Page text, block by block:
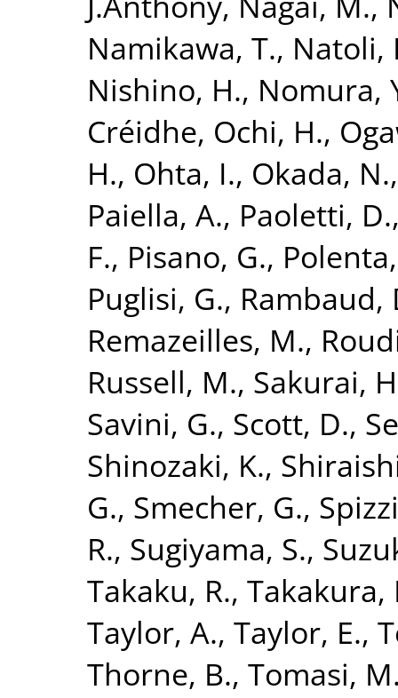
Namikawa, T., Natoli,
Nishino, H., Nomura,
Créidhe, Ochi, H.,
H., Ohta, I., Okada, N.
Paiella, A., Paoletti, D.
F., Pisano, G.,
Puglisi, G., Rambaud,
Remazeilles, M.,
Russell, M., Sakurai,
Savini, G., Scott, D.,
Shinozaki, K.,
G., Smecher, G.,
R., Sugiyama, S.,
Takaku, R., Takakura,
Taylor, A., Taylor, E.,
Thorne, B., Tomasi,